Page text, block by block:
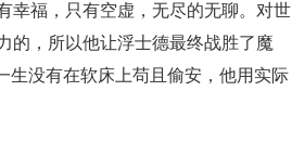
幸福，只有空虚，无尽的无聊。对世
的，所以他让浮士德最终战胜了魔
生没有在软床上苟且偷安，他用实际